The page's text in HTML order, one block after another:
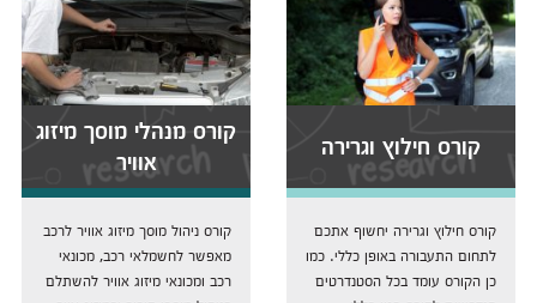
קורס חילוץ וגרירה
קורס חילוץ וגרירה יחשוף אתכם
לתחום התעבורה באופן כללי. כמו
כן הקורס עומד בכל הסטנדרטים
קורס מנהלי מוסך מיזוג
אוויר
קורס ניהול מוסך מיזוג אוויר לרכב
מאפשר לחשמלאי רכב, מכונאי
רכב ומכונאי מיזוג אוויר להשתלם